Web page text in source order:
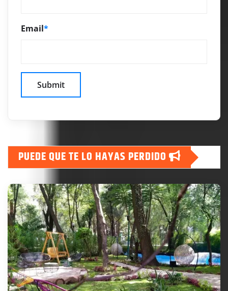
Email*
PUEDE QUE TE LO HAYAS PERDIDO